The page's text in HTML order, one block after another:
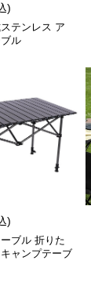
)
テンレス ア
ル
)
ブル 折りた
ャンプテーブ